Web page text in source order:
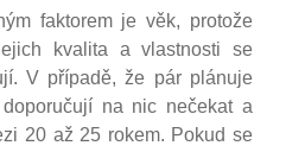
faktorem je věk, protože
kvalita a vlastnosti se
V případě, že pár plánuje
na nic nečekat a
20 až 25 rokem. Pokud se